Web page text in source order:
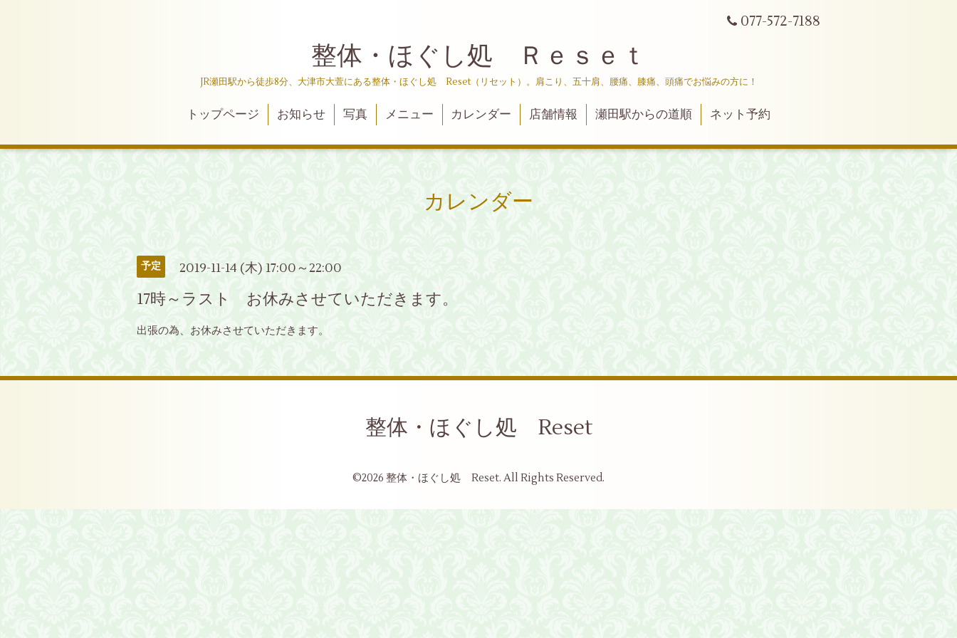
077-572-7188
整体・ほぐし処 Ｒｅｓｅｔ
JR瀬田駅から徒歩8分、大津市大萱にある整体・ほぐし処 Reset（リセット）。肩こり、五十肩、腰痛、膝痛、頭痛でお悩みの方に！
トップページ お知らせ 写真 メニュー カレンダー 店舗情報 瀬田駅からの道順 ネット予約
カレンダー
予定 2019-11-14 (木) 17:00～22:00
17時～ラスト お休みさせていただきます。
出張の為、お休みさせていただきます。
整体・ほぐし処 Reset
©2026 整体・ほぐし処 Reset. All Rights Reserved.